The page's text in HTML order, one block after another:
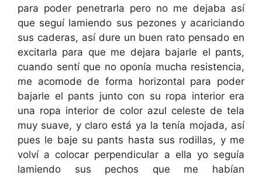
para poder penetrarla pero no me dejaba así
que seguí lamiendo sus pezones y acariciando
sus caderas, así dure un buen rato pensado en
excitarla para que me dejara bajarle el pants,
cuando sentí que no oponía mucha resistencia,
me acomode de forma horizontal para poder
bajarle el pants junto con su ropa interior era
una ropa interior de color azul celeste de tela
muy suave, y claro está ya la tenía mojada, así
pues le baje su pants hasta sus rodillas, y me
volví a colocar perpendicular a ella yo seguía
lamiendo sus pechos que me habían